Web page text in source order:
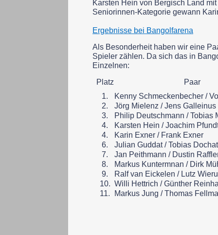
Karsten Hein von Bergisch Land
Seniorinnen-Kategorie gewann
Ergebnisse bei Bangolfarena
Als Besonderheit haben wir eine
Spieler zählen. Da sich das in
Einzelnen:
Platz
Paar
1.
Kenny Schmeckenbecher /
2.
Jörg Mielenz / Jens Galleinus
3.
Philip Deutschmann / Tobias
4.
Karsten Hein / Joachim
4.
Karin Exner / Frank Exner
6.
Julian Guddat / Tobias Dochat
7.
Jan Peithmann / Dustin
8.
Markus Kuntermnan / Dirk
9.
Ralf van Eickelen / Lutz
10. Willi Hettrich / Günther
11.
Markus Jung / Thomas